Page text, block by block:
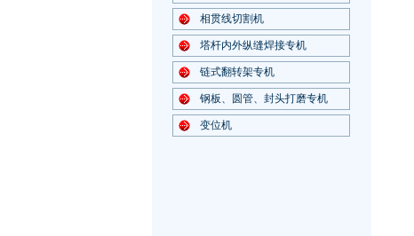
相贯线切割机
塔杆内外纵缝焊接专机
链式翻转架专机
钢板、圆管、封头打磨专机
变位机